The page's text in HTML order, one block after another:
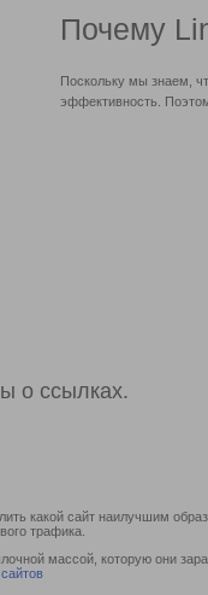
Почему
Поскольку мы знаем,
эффективность.
о ссылках.
какой сайт наилучшим
трафика.
массой, которую они